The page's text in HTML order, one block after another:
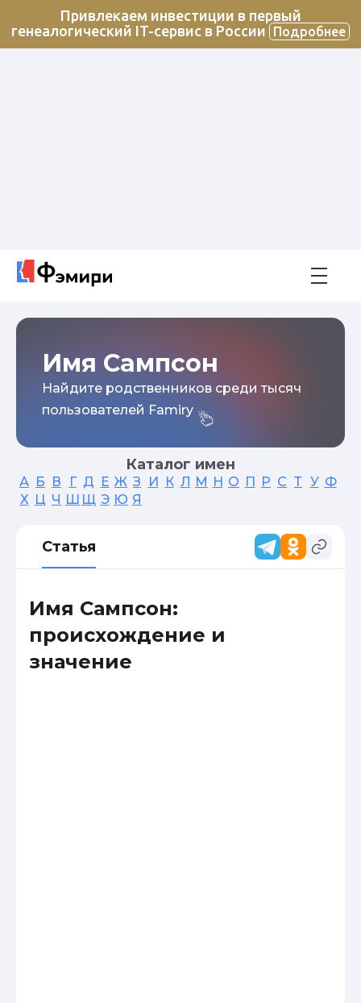
Привлекаем инвестиции в первый
генеалогический IT-сервис в России
Подробнее
Имя Сампсон
Найдите родственников среди тысяч
пользователей Famiry
Каталог имен
А Б В Г Д Е Ж З И К Л М Н О П Р С Т У Ф
Х Ц Ч Ш Щ Э Ю Я
Статья
Имя Сампсон:
происхождение и
значение